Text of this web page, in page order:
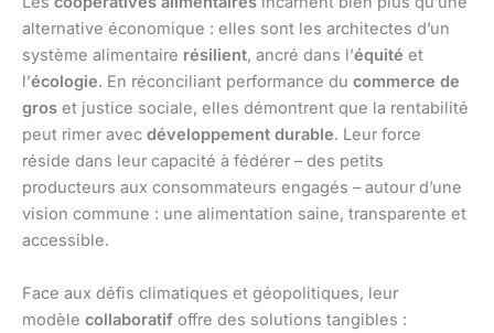
alternative économique : elles sont les architectes d’un
système alimentaire résilient, ancré dans l’équité et
l’écologie. En réconciliant performance du commerce de
gros et justice sociale, elles démontrent que la rentabilité
peut rimer avec développement durable. Leur force
réside dans leur capacité à fédérer – des petits
producteurs aux consommateurs engagés – autour d’une
vision commune : une alimentation saine, transparente et
accessible.
Face aux défis climatiques et géopolitiques, leur
modèle collaboratif offre des solutions tangibles :